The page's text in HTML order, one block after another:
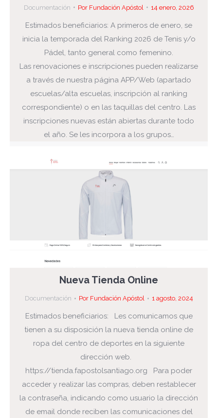
Documentación Por Fundación Apóstol 14 enero, 2026
Estimados beneficiarios: A primeros de enero, se
inicia la temporada del Ranking 2026 de Tenis y/o
Pádel, tanto general como femenino.
Las renovaciones e inscripciones pueden realizarse
a través de nuestra página APP/Web (apartado
escuelas/alta escuelas, inscripción al ranking
correspondiente) o en las taquillas del centro. Las
inscripciones nuevas están abiertas durante todo
el año. Se les incorpora a los grupos…
Nueva Tienda Online
Documentación Por Fundación Apóstol 1 agosto, 2024
Estimados beneficiarios: Les comunicamos que
tienen a su disposición la nueva tienda online de
ropa del centro de deportes en la siguiente
dirección web.
https://tienda.fapostolsantiago.org Para poder
acceder y realizar las compras, deben restablecer
la contraseña, indicando como usuario la dirección
de email donde reciben las comunicaciones del